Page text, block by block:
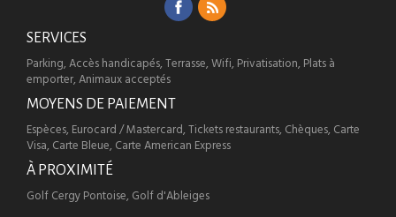
SERVICES
Parking, Accès handicapés, Terrasse, Wifi, Privatisation, Plats à
emporter, Animaux acceptés
MOYENS DE PAIEMENT
Espèces, Eurocard / Mastercard, Tickets restaurants, Chèques, Carte
Visa, Carte Bleue, Carte American Express
À PROXIMITÉ
Golf Cergy Pontoise, Golf d'Ableiges